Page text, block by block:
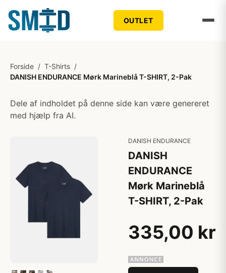
OUTLET
Forside / T-Shirts /
DANISH ENDURANCE Mørk Marineblå T-SHIRT, 2-Pak
Dele af indholdet på denne side kan være genereret
med hjælp fra AI.
DANISH ENDURANCE
DANISH
ENDURANCE
Mørk Marineblå
T-SHIRT, 2-Pak
335,00 kr